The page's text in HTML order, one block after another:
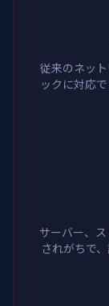
従来のネッ
ックに対応
サーバー、
されがちで